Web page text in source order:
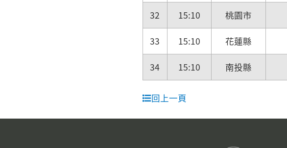
32 15:10 桃園市
33 15:10 花蓮縣
34 15:10 南投縣
回上一頁